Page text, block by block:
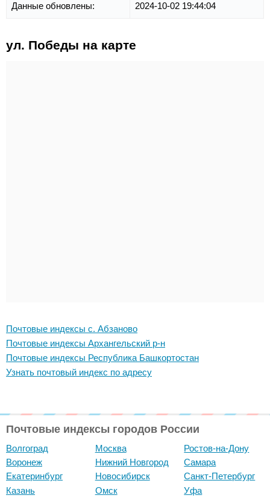
Данные обновлены: 2024-10-02 19:44:04
ул. Победы на карте
Почтовые индексы с. Абзаново
Почтовые индексы Архангельский р-н
Почтовые индексы Республика Башкортостан
Узнать почтовый индекс по адресу
Почтовые индексы городов России
Волгоград
Воронеж
Екатеринбург
Казань
Москва
Нижний Новгород
Новосибирск
Омск
Ростов-на-Дону
Самара
Санкт-Петербург
Уфа